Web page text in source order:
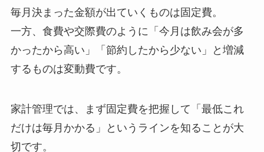
毎月決まった金額が出ていくものは固定費。
一方、食費や交際費のように「今月は飲み会が多
かったから高い」「節約したから少ない」と増減
するものは変動費です。
家計管理では、まず固定費を把握して「最低これ
だけは毎月かかる」というラインを知ることが大
切です。